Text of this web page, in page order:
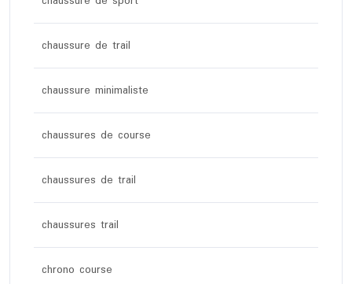
chaussure de trail
chaussure minimaliste
chaussures de course
chaussures de trail
chaussures trail
chrono course